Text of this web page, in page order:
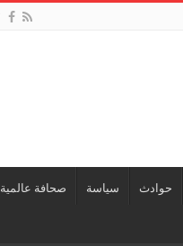
حوادث سياسة صحافة عالمية